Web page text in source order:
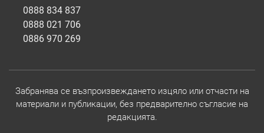
0888 834 837
0888 021 706
0886 970 269
Забранява се възпроизвеждането изцяло или отчасти на
материали и публикации, без предварително съгласие на
редакцията.